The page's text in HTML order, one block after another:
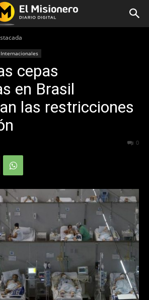
Internacionales
cepas
en Brasil
las restricciones
0